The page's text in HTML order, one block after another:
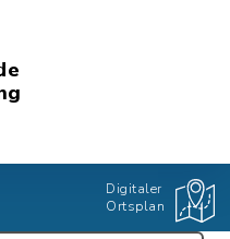
Digitaler
Ortsplan